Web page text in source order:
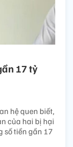
17 tỷ
hệ quen biết,
của hai bị hại
số tiền gần 17